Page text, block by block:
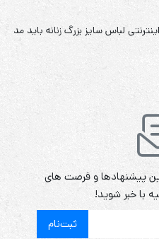
لباس سایز بزرگ زنانه باید مد
پیشنهادها و فرصت های
با خبر شوید!
ثبت‌نام